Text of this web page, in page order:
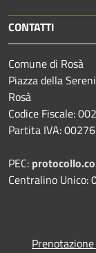
CONTATTI
Comune di Rosà
Piazza della
Rosà
Codice Fiscale:
Partita IVA:
PEC:
Centralino Unico: